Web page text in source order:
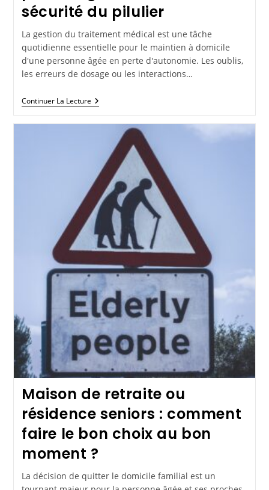
sécurité du pilulier
La gestion du traitement médical est une tâche
quotidienne essentielle pour le maintien à domicile
d'une personne âgée en perte d'autonomie. Les oublis,
les erreurs de dosage ou les interactions…
Continuer La Lecture
Maison de retraite ou
résidence seniors : comment
faire le bon choix au bon
moment ?
La décision de quitter le domicile familial est un